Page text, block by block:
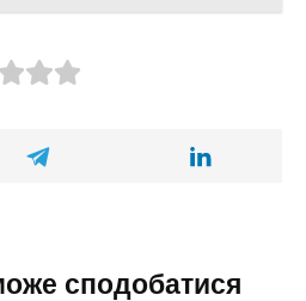
сподобатися